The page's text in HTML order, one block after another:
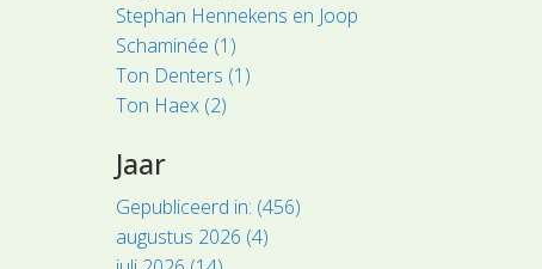
Stephan Hennekens en Joop
Schaminée (1)
Ton Denters (1)
Ton Haex (2)
Jaar
Gepubliceerd in: (456)
augustus 2026 (4)